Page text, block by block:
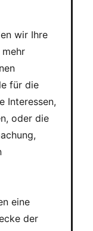
wir Ihre
für die
Interessen,
oder die
eine
der